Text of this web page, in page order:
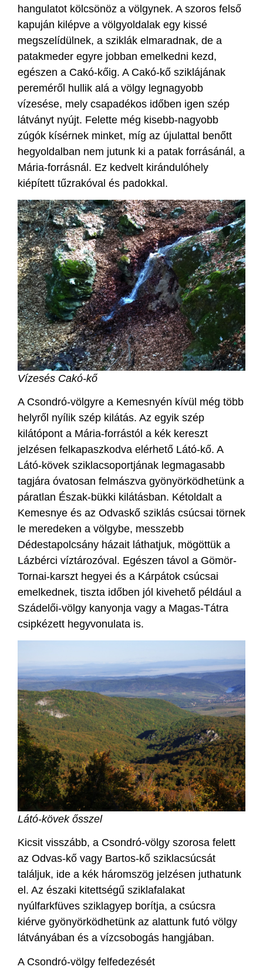
hangulatot kölcsönöz a völgynek. A szoros felső
kapuján kilépve a völgyoldalak egy kissé
megszelídülnek, a sziklák elmaradnak, de a
patakmeder egyre jobban emelkedni kezd,
egészen a Cakó-kőig. A Cakó-kő sziklájának
pereméről hullik alá a völgy legnagyobb
vízesése, mely csapadékos időben igen szép
látványt nyújt. Felette még kisebb-nagyobb
zúgók kísérnek minket, míg az újulattal benőtt
hegyoldalban nem jutunk ki a patak forrásánál, a
Mária-forrásnál. Ez kedvelt kirándulóhely
kiépített tűzrakóval és padokkal.
Vízesés Cakó-kő
A Csondró-völgyre a Kemesnyén kívül még több
helyről nyílik szép kilátás. Az egyik szép
kilátópont a Mária-forrástól a kék kereszt
jelzésen felkapaszkodva elérhető Látó-kő. A
Látó-kövek sziklacsoportjának legmagasabb
tagjára óvatosan felmászva gyönyörködhetünk a
páratlan Észak-bükki kilátásban. Kétoldalt a
Kemesnye és az Odvaskő sziklás csúcsai törnek
le meredeken a völgybe, messzebb
Dédestapolcsány házait láthatjuk, mögöttük a
Lázbérci víztározóval. Egészen távol a Gömör-
Tornai-karszt hegyei és a Kárpátok csúcsai
emelkednek, tiszta időben jól kivehető például a
Szádelői-völgy kanyonja vagy a Magas-Tátra
csipkézett hegyvonulata is.
Látó-kövek ősszel
Kicsit visszább, a Csondró-völgy szorosa felett
az Odvas-kő vagy Bartos-kő sziklacsúcsát
találjuk, ide a kék háromszög jelzésen juthatunk
el. Az északi kitettségű sziklafalakat
nyúlfarkfüves sziklagyep borítja, a csúcsra
kiérve gyönyörködhetünk az alattunk futó völgy
látványában és a vízcsobogás hangjában.
A Csondró-völgy felfedezését